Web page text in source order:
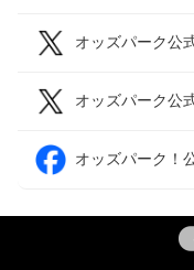
オッズパーク公
オッズパーク公
オッズパーク！